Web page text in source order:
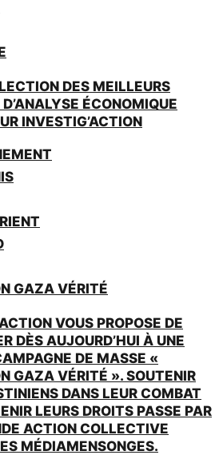
DES MEILLEURS
ÉCONOMIQUE
INVESTIG’ACTION
GAZA VÉRITÉ
VOUS PROPOSE DE
DÈS AUJOURD’HUI À UNE
DE MASSE «
GAZA VÉRITÉ ». SOUTENIR
DANS LEUR COMBAT
LEURS DROITS PASSE PAR
ACTION COLLECTIVE
MÉDIAMENSONGES.